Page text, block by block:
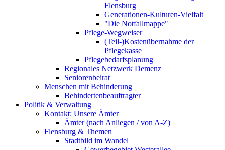
Flensburg
Generationen-Kulturen-Vielfalt
"Die Notfallmappe"
Pflege-Wegweiser
(Teil-)Kostenübernahme der
Pflegekasse
Pflegebedarfsplanung
Regionales Netzwerk Demenz
Seniorenbeirat
Menschen mit Behinderung
Behindertenbeauftragter
Politik & Verwaltung
Kontakt: Unsere Ämter
Ämter (nach Anliegen / von A-Z)
Flensburg & Themen
Stadtbild im Wandel